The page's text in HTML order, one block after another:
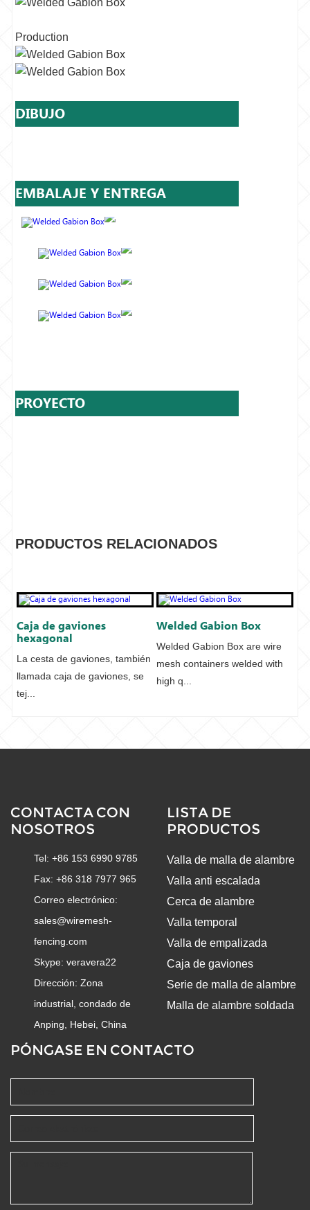
Production
DIBUJO
EMBALAJE Y ENTREGA
PROYECTO
PRODUCTOS RELACIONADOS
Caja de gaviones
hexagonal
La cesta de gaviones, también
llamada caja de gaviones, se
tej...
Welded Gabion Box
Welded Gabion Box are wire
mesh containers welded with
high q...
CONTACTA CON
NOSOTROS
Tel: +86 153 6990 9785
Fax: +86 318 7977 965
Correo electrónico:
sales@wiremesh-
fencing.com
Skype:veravera22
Dirección: Zona
industrial, condado de
Anping, Hebei, China
LISTA DE
PRODUCTOS
Valla de malla de alambre
Valla anti escalada
Cerca de alambre
Valla temporal
Valla de empalizada
Caja de gaviones
Serie de malla de alambre
Malla de alambre soldada
PÓNGASE EN CONTACTO